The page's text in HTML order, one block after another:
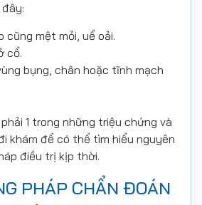
cũng mệt mỏi, uể oải.
cổ.
bụng, chân hoặc tĩnh mạch
1 trong những triệu chứng và
khám để có thể tìm hiểu nguyên
điều trị kịp thời.
PHÁP CHẨN ĐOÁN